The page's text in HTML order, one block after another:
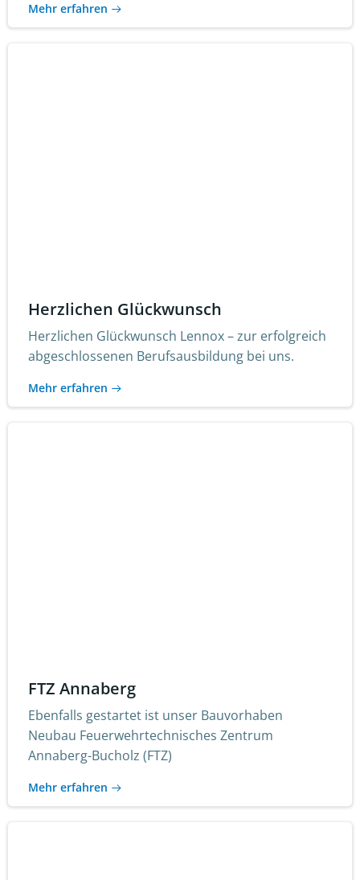
Mehr erfahren
Herzlichen Glückwunsch
Herzlichen Glückwunsch Lennox – zur erfolgreich
abgeschlossenen Berufsausbildung bei uns.
Mehr erfahren
FTZ Annaberg
Ebenfalls gestartet ist unser Bauvorhaben
Neubau Feuerwehrtechnisches Zentrum
Annaberg-Bucholz (FTZ)
Mehr erfahren